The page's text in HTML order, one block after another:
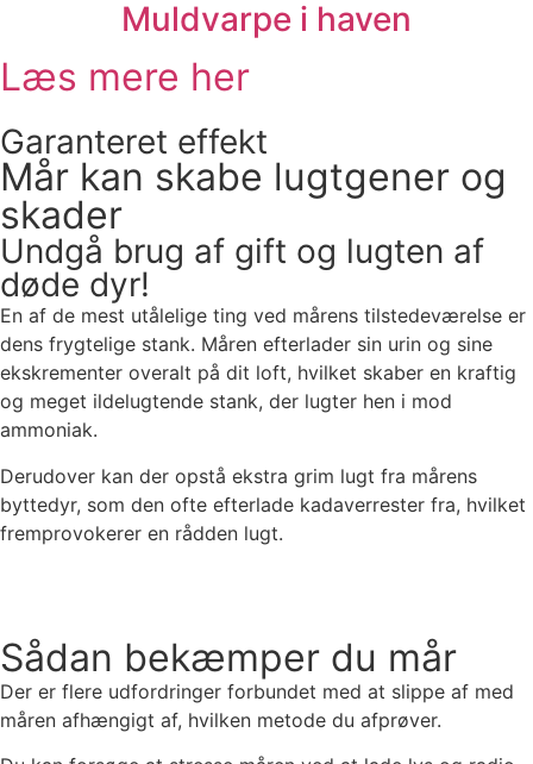
Muldvarpe i haven
Læs mere her
Garanteret effekt
Mår kan skabe lugtgener og
skader
Undgå brug af gift og lugten af
døde dyr!
En af de mest utålelige ting ved mårens tilstedeværelse er
dens frygtelige stank. Måren efterlader sin urin og sine
ekskrementer overalt på dit loft, hvilket skaber en kraftig
og meget ildelugtende stank, der lugter hen i mod
ammoniak.
Derudover kan der opstå ekstra grim lugt fra mårens
byttedyr, som den ofte efterlade kadaverrester fra, hvilket
fremprovokerer en rådden lugt.
Sådan bekæmper du mår
Der er flere udfordringer forbundet med at slippe af med
måren afhængigt af, hvilken metode du afprøver.